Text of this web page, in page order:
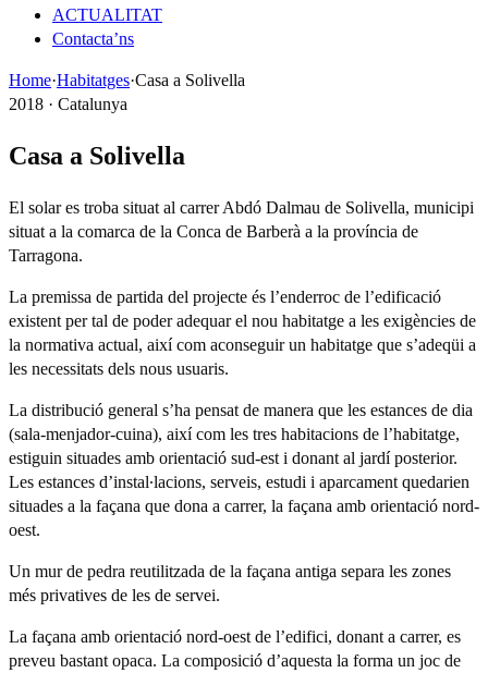
ACTUALITAT
Contacta’ns
Home·Habitatges·Casa a Solivella
2018 · Catalunya
Casa a Solivella
El solar es troba situat al carrer Abdó Dal­mau de Solivella, municipi
si­tuat a la comarca de la Conca de Barberà a la província de
Tarragona.
La premissa de partida del projecte és l’enderroc de l’edificació
existent per tal de poder adequar el nou habitatge a les exigències de
la normativa actual, així com aconseguir un habitatge que s’adeqüi a
les necessitats dels nous usuaris.
La distribució general s’ha pensat de ma­nera que les estances de dia
(sala‐menja­dor‐cuina), així com les tres habitacions de l’habitatge,
estiguin situades amb orientació sud‐est i donant al jardí poste­rior.
Les estances d’instal∙lacions, serveis, estudi i aparcament quedarien
situades a la façana que dona a carrer, la façana amb orientació nord‐
oest.
Un mur de pedra reutilitzada de la façana antiga separa les zones
més privatives de les de servei.
La façana amb orientació nord‐oest de l’edifici, donant a carrer, es
preveu bas­tant opaca. La composició d’aquesta la forma un joc de